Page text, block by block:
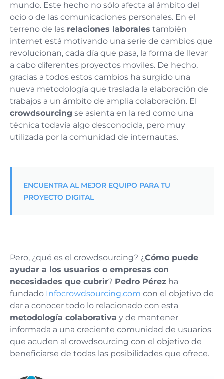
mundo. Este hecho no sólo afecta al ámbito del
ocio o de las comunicaciones personales. En el
terreno de las relaciones laborales también
internet está motivando una serie de cambios que
revolucionan, cada día que pasa, la forma de llevar
a cabo diferentes proyectos moviles. De hecho,
gracias a todos estos cambios ha surgido una
nueva metodología que traslada la elaboración de
trabajos a un ámbito de amplia colaboración. El
crowdsourcing se asienta en la red como una
técnica todavía algo desconocida, pero muy
utilizada por la comunidad de internautas.
ENCUENTRA AL MEJOR EQUIPO PARA TU
PROYECTO DIGITAL
Pero, ¿qué es el crowdsourcing? ¿Cómo puede
ayudar a los usuarios o empresas con
necesidades que cubrir? Pedro Pérez ha
fundado Infocrowdsourcing.com con el objetivo de
dar a conocer todo lo relacionado con esta
metodología colaborativa y de mantener
informada a una creciente comunidad de usuarios
que acuden al crowdsourcing con el objetivo de
beneficiarse de todas las posibilidades que ofrece.